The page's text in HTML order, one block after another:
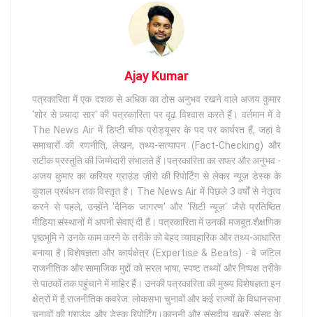
Ajay Kumar
पत्रकारिता में एक दशक से अधिक का ठोस अनुभव रखने वाले अजय कुमार
'शोर से ज़्यादा सार' की पत्रकारिता पर दृढ़ विश्वास करते हैं। वर्तमान में वे
The News Air में डिप्टी चीफ प्रोड्यूसर के पद पर कार्यरत हैं, जहां वे
समाचारों की रणनीति, लेखन, तथ्य-सत्यापन (Fact-Checking) और
सटीक प्रस्तुति की जिम्मेदारी संभालते हैं।पत्रकारिता का सफर और अनुभव -
अजय कुमार का करियर ग्राउंड ज़ीरो की रिपोर्टिंग से लेकर न्यूज़ डेस्क के
कुशल प्रबंधन तक विस्तृत है। The News Air में पिछले 3 वर्षों से नेतृत्व
करने से पहले, उन्होंने 'दैनिक जागरण' और 'सिटी न्यूज़' जैसे प्रतिष्ठित
मीडिया संस्थानों में अपनी सेवाएं दी हैं। पत्रकारिता में उनकी मजबूत शैक्षणिक
पृष्ठभूमि ने उनके काम करने के तरीके को बेहद व्यावहारिक और तथ्य-आधारित
बनाया है।विशेषज्ञता और कार्यक्षेत्र (Expertise & Beats) - वे जटिल
राजनीतिक और सामाजिक मुद्दों को सरल भाषा, स्पष्ट तथ्यों और निष्पक्ष तरीके
से पाठकों तक पहुंचाने में माहिर हैं। उनकी पत्रकारिता की मुख्य विशेषज्ञता इन
क्षेत्रों में है:राजनीतिक कवरेज: लोकसभा चुनावों और कई राज्यों के विधानसभा
चुनावों की ग्राउंड और डेस्क रिपोर्टिंग।कानूनी और संसदीय खबरें: संसद के